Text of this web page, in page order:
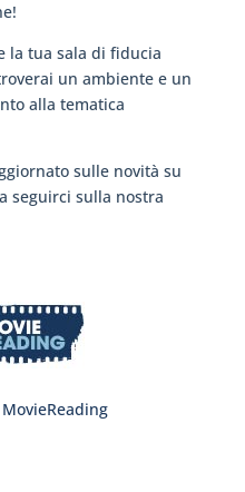
la tua sala di fiducia
un ambiente e un
alla tematica
sulle novità su
seguirci sulla nostra